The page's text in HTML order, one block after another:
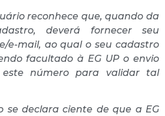
reconhece que, quando da
deverá fornecer seu
e-mail, ao qual o seu cadastro
facultado à EG UP o envio
número para validar tal
se declara ciente de que a EG